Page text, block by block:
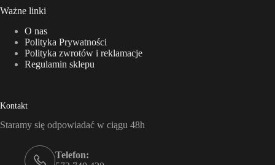
Ważne linki
O nas
Polityka Prywatności
Polityka zwrotów i reklamacje
Regulamin sklepu
Kontakt
Staramy się odpowiadać w ciągu 48h
Telefon: